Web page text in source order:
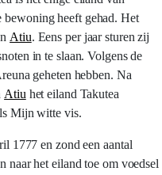
bewoning heeft gehad. Het
Atiu. Eens per jaar sturen zij
in te slaan. Volgens de
geheten hebben. Na
Atiu het eiland Takutea
Mijn witte vis.
1777 en zond een aantal
naar het eiland toe om voedsel